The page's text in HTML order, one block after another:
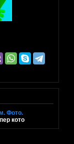
Фото.
кото